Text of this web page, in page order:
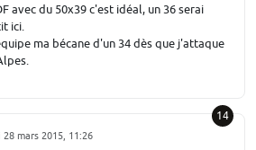
avec du 50x39 c'est idéal, un 36 serai
ici.
ma bécane d'un 34 dès que j'attaque
14
28 mars 2015, 11:26